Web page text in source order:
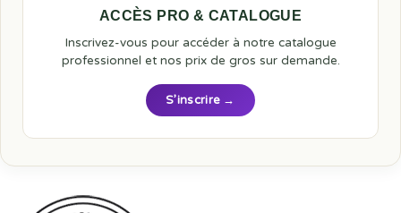
ACCÈS PRO & CATALOGUE
Inscrivez-vous pour accéder à notre catalogue
professionnel et nos prix de gros sur demande.
S’inscrire →